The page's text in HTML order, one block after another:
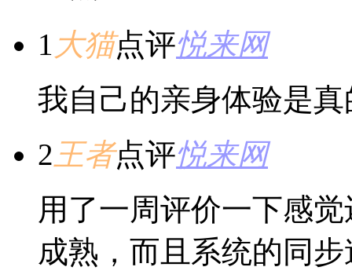
1 大猫点评悦来网
我自己的亲身体验是
2 王者点评悦来网
用了一周评价一下感
成熟，而且系统的同